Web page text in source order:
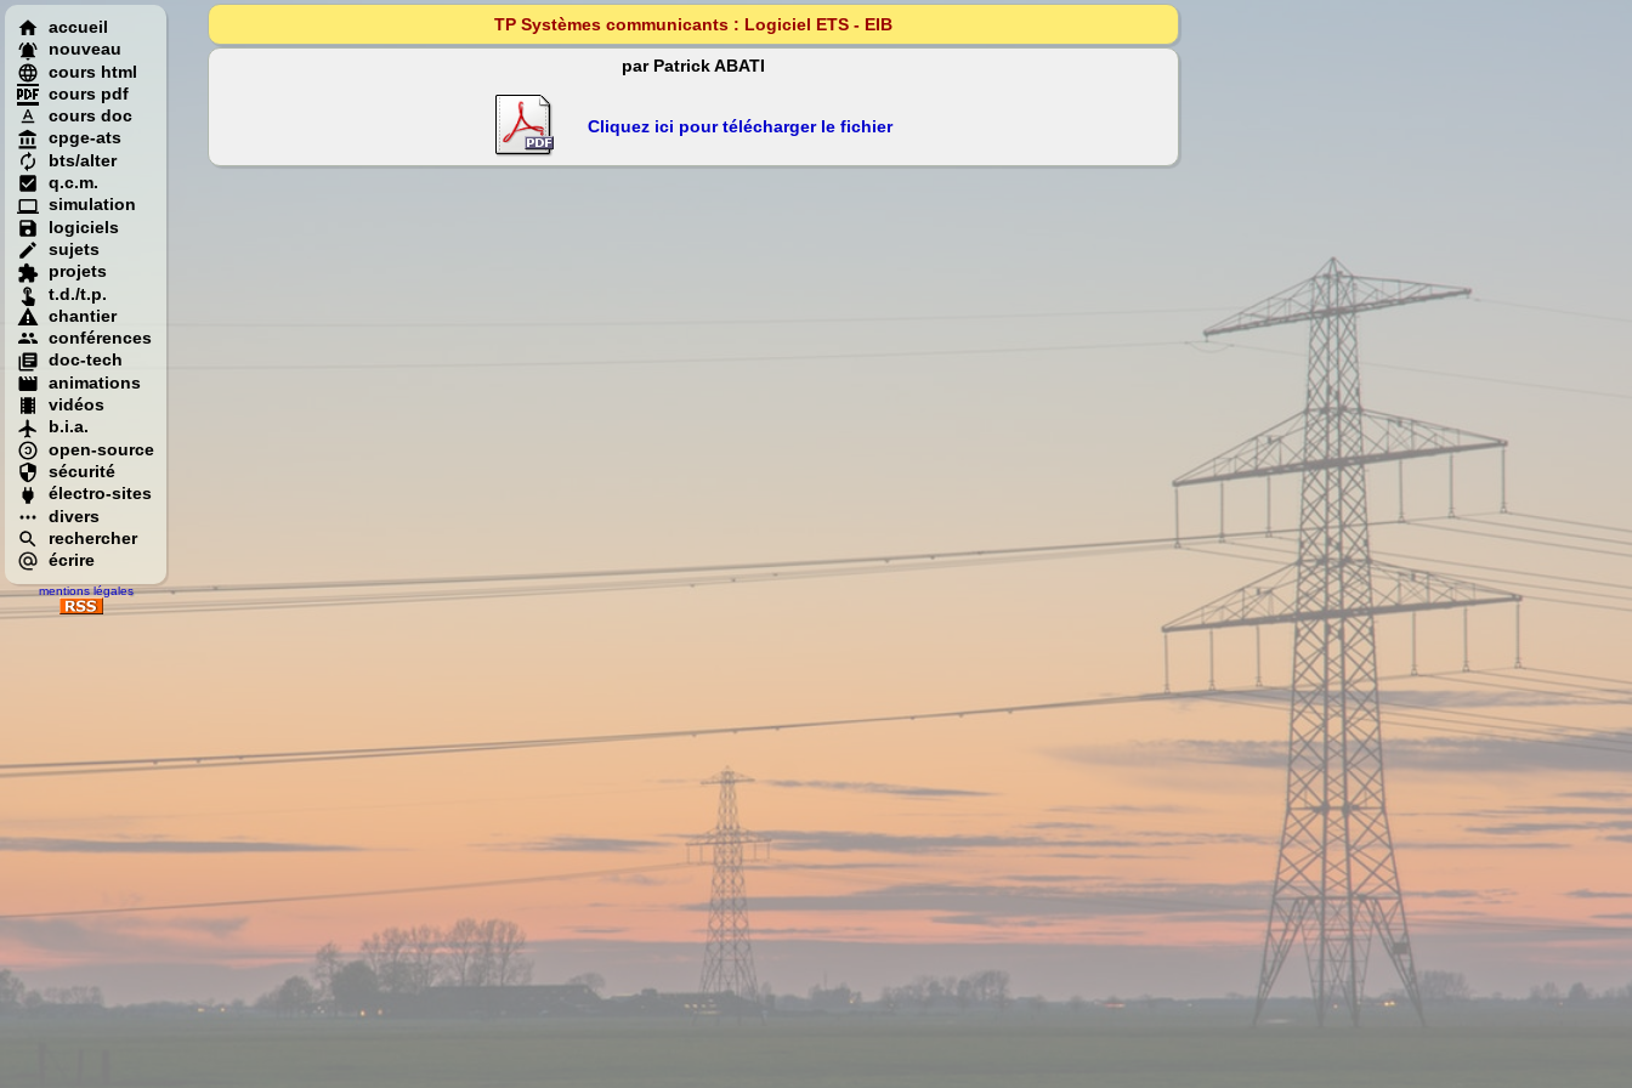
accueil
nouveau
cours html
cours pdf
cours doc
cpge-ats
bts/alter
q.c.m.
simulation
logiciels
sujets
projets
t.d./t.p.
chantier
conférences
doc-tech
animations
vidéos
b.i.a.
open-source
sécurité
électro-sites
divers
rechercher
écrire
mentions légales
TP Systèmes communicants : Logiciel ETS - EIB
par Patrick ABATI
Cliquez ici pour télécharger le fichier